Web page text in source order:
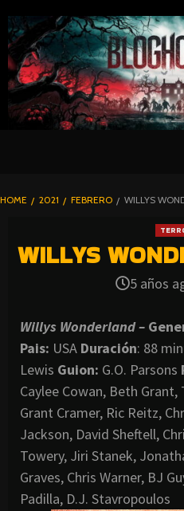
TO
CONTENT
BLOGHORROR
HOME 2021 FEBRERO WILLYS
WILLYS
5 años
Willys Wonderland –
Pais: USA Duración: 88
Lewis Guion: G.O. Parsons
Caylee Cowan, Beth
Grant Cramer, Ric Reitz,
Jackson, David Sheftell,
Towery, Jiri Stanek,
Graves, Chris Warner, BJ
Padilla, D.J. Stavropoulos